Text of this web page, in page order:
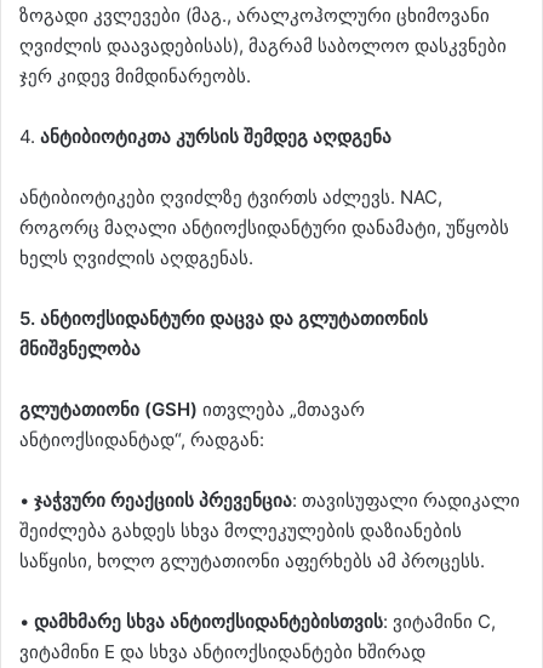
ზოგადი კვლევები (მაგ., არალკოჰოლური ცხიმოვანი
ღვიძლის დაავადებისას), მაგრამ საბოლოო დასკვნები
ჯერ კიდევ მიმდინარეობს.
4. ანტიბიოტიკთა კურსის შემდეგ აღდგენა
ანტიბიოტიკები ღვიძლზე ტვირთს აძლევს. NAC,
როგორც მაღალი ანტიოქსიდანტური დანამატი, უწყობს
ხელს ღვიძლის აღდგენას.
5. ანტიოქსიდანტური დაცვა და გლუტათიონის
მნიშვნელობა
გლუტათიონი (GSH) ითვლება „მთავარ
ანტიოქსიდანტად“, რადგან:
• ჯაჭვური რეაქციის პრევენცია: თავისუფალი რადიკალი
შეიძლება გახდეს სხვა მოლეკულების დაზიანების
საწყისი, ხოლო გლუტათიონი აფერხებს ამ პროცესს.
• დამხმარე სხვა ანტიოქსიდანტებისთვის: ვიტამინი C,
ვიტამინი E და სხვა ანტიოქსიდანტები ხშირად